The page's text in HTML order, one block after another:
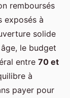
remboursés
exposés à
solide
le budget
entre 70 et
à
payer pour